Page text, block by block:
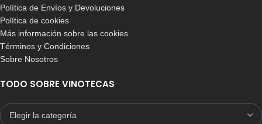
PINO EN ROBLE
Botellero Godello 126
PINO EN ROBLE
Política de Envíos y Devoluciones
Política de cookies
Más información sobre las cookies
Términos y Condiciones
Sobre Nosotros
TODO SOBRE VINOTECAS